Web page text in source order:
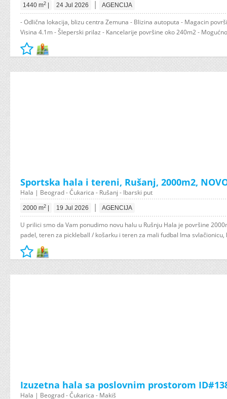
1440 m2 24 Jul 2026 | AGENCIJA
- Odlična lokacija, blizu centra Zemuna - Blizina autoputa - Magacin
Visina 4.1m - Šleperski prilaz - Kancelarije površine oko 240m2 -
Sportska hala i tereni, Rušanj, 2000m2,
Hala | Beograd - Čukarica - Rušanj - Ibarski put
2000 m2 19 Jul 2026 | AGENCIJA
U prilici smo da Vam ponudimo novu halu u Rušnju Hala je površine
padel, teren za pickleball / košarku i teren za mali fudbal Ima
Izuzetna hala sa poslovnim prostorom
Hala | Beograd - Čukarica - Makiš